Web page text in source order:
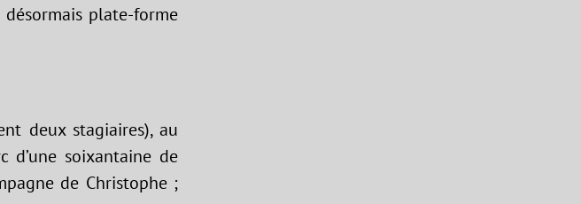
désormais plate-forme
deux stagiaires), au
soixantaine de
de Christophe ;